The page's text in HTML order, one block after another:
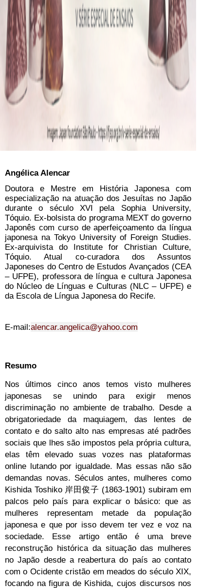
Angélica Alencar
Doutora e Mestre em História Japonesa com
especialização na atuação dos Jesuítas no Japão
durante o século XVI pela Sophia University,
Tóquio. Ex-bolsista do programa MEXT do governo
Japonês com curso de aperfeiçoamento da língua
japonesa na Tokyo University of Foreign Studies.
Ex-arquivista do Institute for Christian Culture,
Tóquio. Atual co-curadora dos Assuntos
Japoneses do Centro de Estudos Avançados (CEA
– UFPE), professora de língua e cultura Japonesa
do Núcleo de Línguas e Culturas (NLC – UFPE) e
da Escola de Língua Japonesa do Recife.
E-mail:alencar.angelica@yahoo.com
Resumo
Nos últimos cinco anos temos visto mulheres
japonesas se unindo para exigir menos
discriminação no ambiente de trabalho. Desde a
obrigatoriedade da maquiagem, das lentes de
contato e do salto alto nas empresas até padrões
sociais que lhes são impostos pela própria cultura,
elas têm elevado suas vozes nas plataformas
online lutando por igualdade. Mas essas não são
demandas novas. Séculos antes, mulheres como
Kishida Toshiko 岸田俊子 (1863-1901) subiram em
palcos pelo país para explicar o básico: que as
mulheres representam metade da população
japonesa e que por isso devem ter vez e voz na
sociedade. Esse artigo então é uma breve
reconstrução histórica da situação das mulheres
no Japão desde a reabertura do país ao contato
com o Ocidente cristão em meados do século XIX,
focando na figura de Kishida, cujos discursos nos